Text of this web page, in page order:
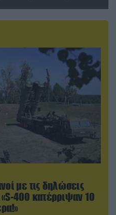
με τις δηλώσεις
400 κατέρριψαν 10